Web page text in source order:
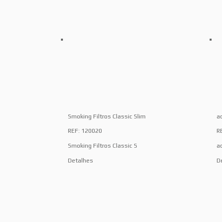
Smoking Filtros Classic Slim
REF: 120020
Smoking Filtros Classic S
Detalhes